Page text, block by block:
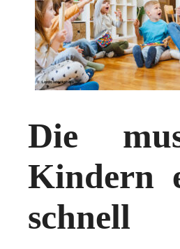
Die
Kindern
schnell